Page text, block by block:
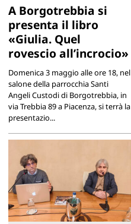
A Borgotrebbia si
presenta il libro
«Giulia. Quel
rovescio all’incrocio»
Domenica 3 maggio alle ore 18, nel
salone della parrocchia Santi
Angeli Custodi di Borgotrebbia, in
via Trebbia 89 a Piacenza, si terrà la
presentazio...